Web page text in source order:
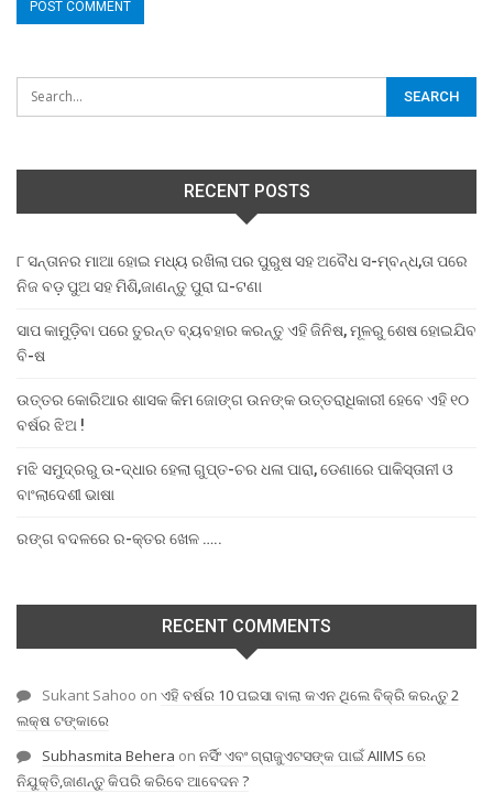
RECENT POSTS
୮ ସନ୍ତାନର ମାଆ ହୋଇ ମଧ୍ୟ ରଖିଲା ପର ପୁରୁଷ ସହ ଅବୈଧ ସ-ମ୍ବନ୍ଧ,ତା ପରେ
ନିଜ ବଡ଼ ପୁଅ ସହ ମିଶି,ଜାଣନ୍ତୁ ପୁରା ଘ-ଟଣା
ସାପ କାମୁଡ଼ିବା ପରେ ତୁରନ୍ତ ବ୍ୟବହାର କରନ୍ତୁ ଏହି ଜିନିଷ, ମୂଳରୁ ଶେଷ ହୋଇଯିବ
ବି-ଷ
ଉତ୍ତର କୋରିଆର ଶାସକ କିମ ଜୋଙ୍ଗ ଉନଙ୍କ ଉତ୍ତରାଧିକାରୀ ହେବେ ଏହି ୧୦
ବର୍ଷର ଝିଅ !
ମଝି ସମୁଦ୍ରରୁ ଉ-ଦ୍ଧାର ହେଲା ଗୁପ୍ତ-ଚର ଧଳା ପାରା, ଡେଣାରେ ପାକିସ୍ତାନୀ ଓ
ବାଂଲାଦେଶୀ ଭାଷା
ରଙ୍ଗ ବଦଳରେ ର-କ୍ତର ଖେଳ …..
RECENT COMMENTS
Sukant Sahoo on ଏହି ବର୍ଷର 10 ପଇସା ବାଲା କଏନ ଥିଲେ ବିକ୍ରି କରନ୍ତୁ 2
ଲକ୍ଷ ଟଙ୍କାରେ
Subhasmita Behera on ନର୍ସିଂ ଏବଂ ଗ୍ରାଜୁଏଟସଙ୍କ ପାଇଁ AIIMS ରେ
ନିଯୁକ୍ତି,ଜାଣନ୍ତୁ କିପରି କରିବେ ଆବେଦନ ?